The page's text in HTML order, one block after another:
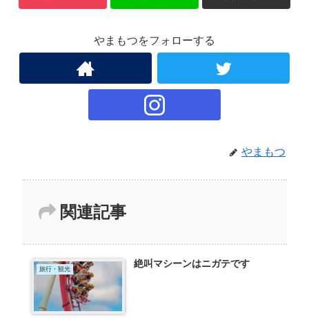
やまもつをフォローする
やまもつ
関連記事
旅行・観光 絶叫マシーンはニガテです